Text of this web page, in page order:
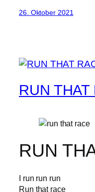
26. Oktober 2021
RUN THAT
RUN
I run run run
Run that race